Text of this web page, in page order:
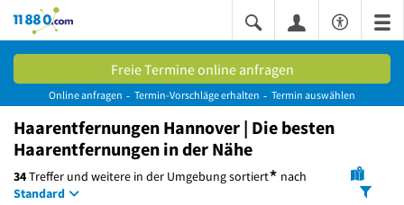
11880.com
Freie Termine online anfragen
Online anfragen Termin-Vorschläge erhalten Termin auswählen
Haarentfernungen Hannover | Die besten
Haarentfernungen in der Nähe
34Treffer und weitere in der Umgebungsortiert* nach
Standard